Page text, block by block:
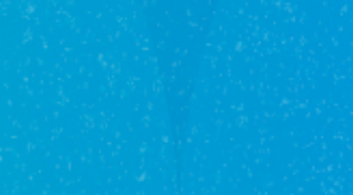
Объекты 5 Отзывы 0